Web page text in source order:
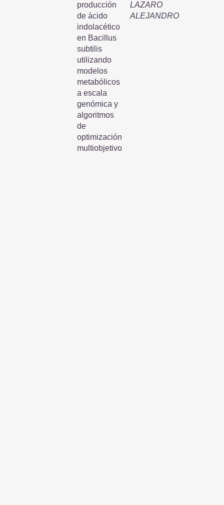
producción
de ácido
indolacético
en Bacillus
subtilis
utilizando
modelos
metabólicos
a escala
genómica y
algoritmos
de
optimización
multiobjetivo
LAZARO
ALEJANDRO